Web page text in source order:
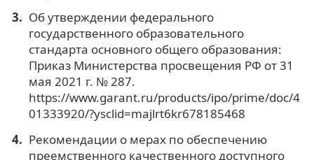
Об утверждении федерального
государственного образовательного
стандарта основного общего образования:
Приказ Министерства просвещения РФ от 31
мая 2021 г. № 287.
https://www.garant.ru/products/ipo/prime/doc/4
01333920/?ysclid=majlrt6kr678185468
Рекомендации о мерах по обеспечению
преемственного качественного доступного